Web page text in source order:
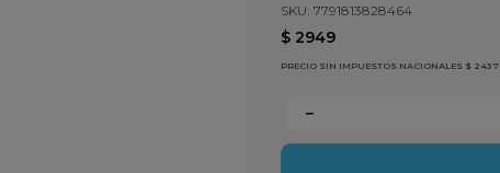
SKU: 7791813828464
$ 2949
PRECIO SIN IMPUESTOS NACIONALES $ 2437
－